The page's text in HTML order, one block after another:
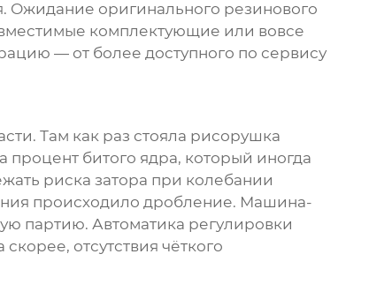
Ожидание оригинального резинового
комплектующие или вовсе
— от более доступного по сервису
Там как раз стояла рисорушка
процент битого ядра, который иногда
риска затора при колебании
происходило дробление. Машина-
партию. Автоматика регулировки
отсутствия чёткого